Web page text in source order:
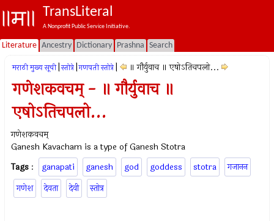
TransLiteral
A Nonprofit Public Service Initiative.
Literature Ancestry Dictionary Prashna Search
मराठी मुख्य सूची स्तोत्रे गणपती स्तोत्रे ॥ गौर्युवाच ॥ एषोऽतिचपलो...
गणेशकवचम् - ॥ गौर्युवाच ॥
एषोऽतिचपलो...
गणेशकवचम्
Ganesh Kavacham is a type of Ganesh Stotra
Tags : ganapati ganesh god goddess stotra
गजानन
गणेश
देवता देवी स्तोत्र